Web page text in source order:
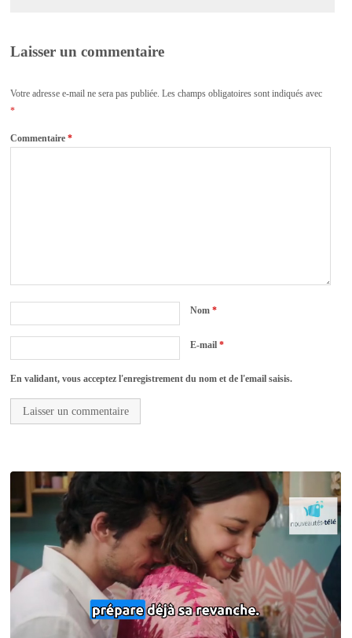
Laisser un commentaire
Votre adresse e-mail ne sera pas publiée. Les champs obligatoires sont indiqués avec
*
Commentaire*
Nom*
E-mail*
En validant, vous acceptez l'enregistrement du nom et de l'email saisis.